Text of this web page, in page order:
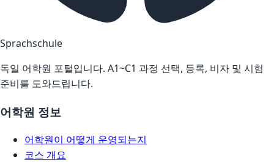
Sprachschule
독일 어학원 포털입니다. A1~C1 과정 선택, 등록, 비자 및 시험
준비를 도와드립니다.
어학원 정보
어학원이 어떻게 운영되는지
코스 개요